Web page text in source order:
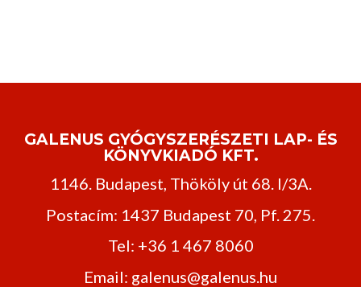
GALENUS GYÓGYSZERÉSZETI LAP- ÉS
KÖNYVKIADÓ KFT.
1146. Budapest, Thököly út 68. I/3A.
Postacím: 1437 Budapest 70, Pf. 275.
Tel: +36 1 467 8060
Email: galenus@galenus.hu